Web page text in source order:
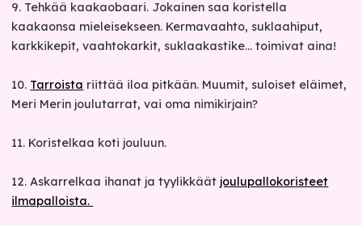
9. Tehkää kaakaobaari. Jokainen saa koristella
kaakaonsa mieleisekseen. Kermavaahto, suklaahiput,
karkkikepit, vaahtokarkit, suklaakastike... toimivat aina!
10. Tarroista riittää iloa pitkään. Muumit, suloiset eläimet,
Meri Merin joulutarrat, vai oma nimikirjain?
11. Koristelkaa koti jouluun.
12. Askarrelkaa ihanat ja tyylikkäät joulupallokoristeet
ilmapalloista.